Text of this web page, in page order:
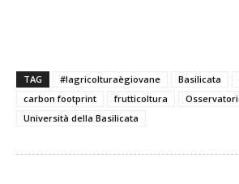
TAG #lagricolturaègiovane Basilicata
carbon footprint
frutticoltura
Università della Basilicata